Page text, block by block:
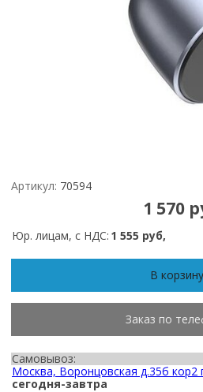
Артикул: 70594
1 570
Юр. лицам, с НДС: 1 555 руб,
В корзину
Заказ по
Самовывоз:
Москва, Воронцовская д.35б
сегодня-завтра